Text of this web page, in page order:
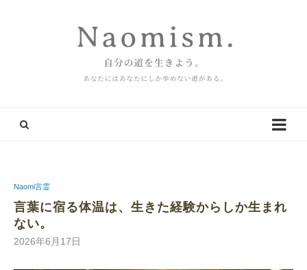
Naomi言霊
言葉に宿る体温は、生きた経験からしか生まれ
ない。
2026年6月17日